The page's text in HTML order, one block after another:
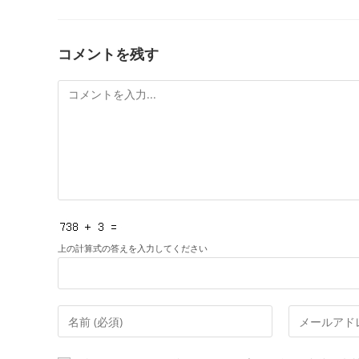
コメントを残す
上の計算式の答えを入力してください
メ
ン
ー